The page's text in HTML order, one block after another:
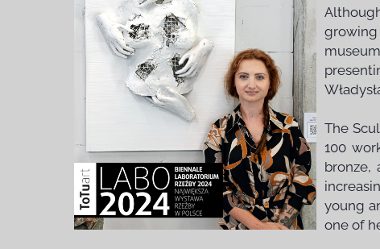
growing
The
100
bronze,
young
one of